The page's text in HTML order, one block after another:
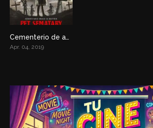
5.7
Cementerio de animales
Apr. 04, 2019